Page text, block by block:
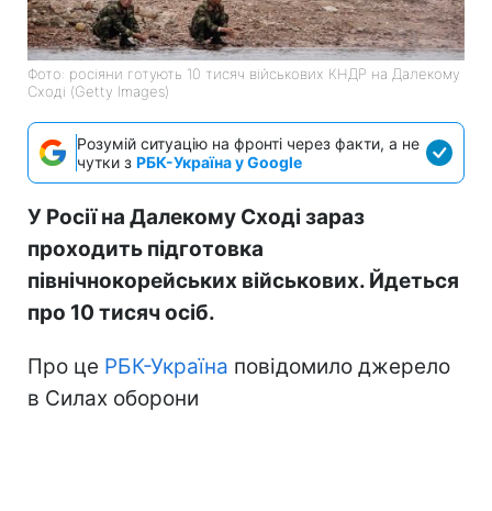
Фото: росіяни готують 10 тисяч військових КНДР на Далекому
Сході (Getty Images)
Розумій ситуацію на фронті через факти, а не
чутки з РБК-Україна у Google
У Росії на Далекому Сході зараз
проходить підготовка
північнокорейських військових. Йдеться
про 10 тисяч осіб.
Про це РБК-Україна повідомило джерело
в Силах оборони